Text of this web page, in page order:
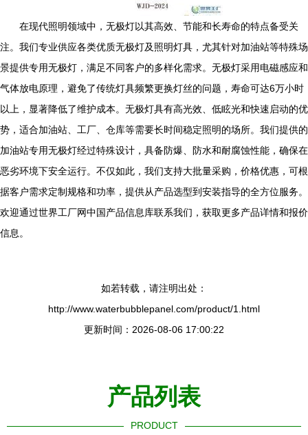
在现代照明领域中，无极灯以其高效、节能和长寿命的特点备受关
注。我们专业供应各类优质无极灯及照明灯具，尤其针对加油站等特殊场
景提供专用无极灯，满足不同客户的多样化需求。无极灯采用电磁感应和
气体放电原理，避免了传统灯具频繁更换灯丝的问题，寿命可达6万小时
以上，显著降低了维护成本。无极灯具有高光效、低眩光和快速启动的优
势，适合加油站、工厂、仓库等需要长时间稳定照明的场所。我们提供的
加油站专用无极灯经过特殊设计，具备防爆、防水和耐腐蚀性能，确保在
恶劣环境下安全运行。不仅如此，我们支持大批量采购，价格优惠，可根
据客户需求定制规格和功率，提供从产品选型到安装指导的全方位服务。
欢迎通过世界工厂网中国产品信息库联系我们，获取更多产品详情和报价
信息。
如若转载，请注明出处：
http://www.waterbubblepanel.com/product/1.html
更新时间：2026-08-06 17:00:22
产品列表
PRODUCT